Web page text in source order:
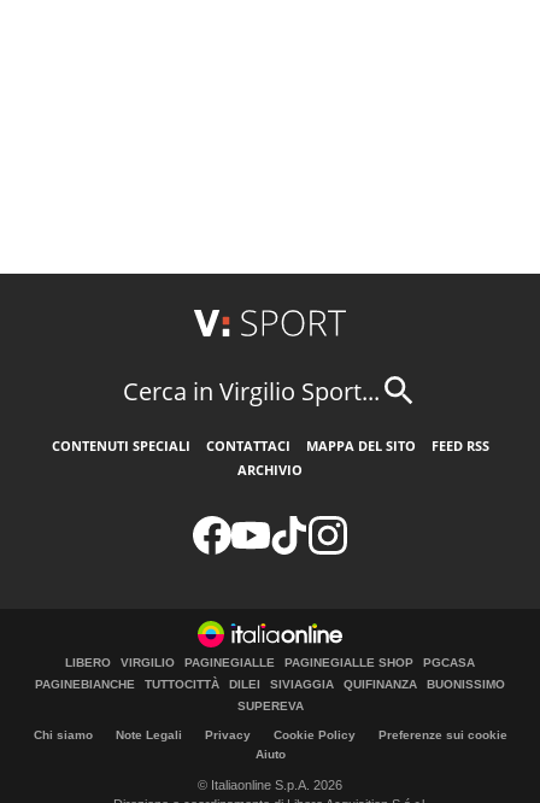
Cerca in Virgilio Sport...
CONTENUTI SPECIALI CONTATTACI MAPPA DEL SITO
FEED RSS
ARCHIVIO
LIBERO VIRGILIO PAGINEGIALLE PAGINEGIALLE SHOP
PGCASA
PAGINEBIANCHE
TUTTOCITTÀ DILEI SIVIAGGIA QUIFINANZA
BUONISSIMO
SUPEREVA
Chi siamo Note Legali Privacy Cookie Policy
Preferenze sui cookie
Aiuto
© Italiaonline S.p.A. 2026